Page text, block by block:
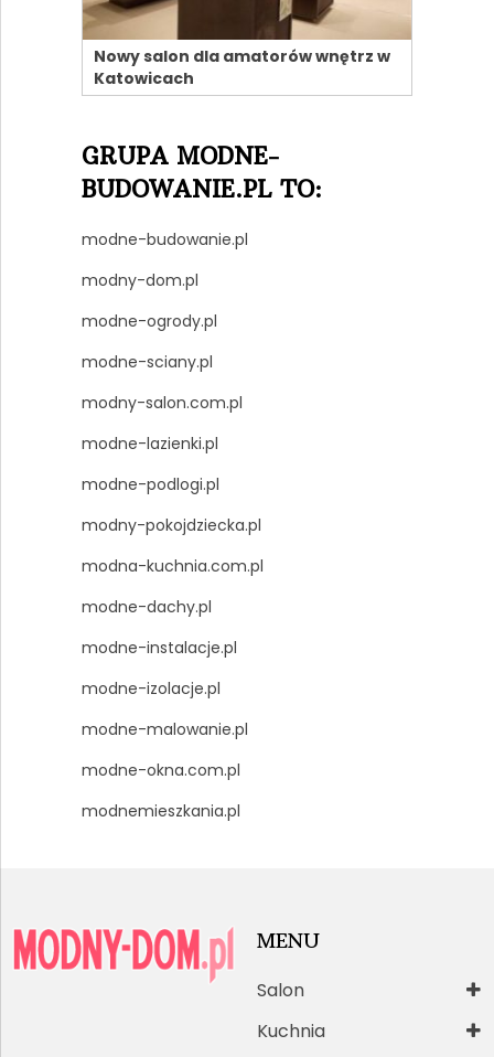
Nowy salon dla amatorów wnętrz w
Katowicach
GRUPA MODNE-
BUDOWANIE.PL TO:
modne-budowanie.pl
modny-dom.pl
modne-ogrody.pl
modne-sciany.pl
modny-salon.com.pl
modne-lazienki.pl
modne-podlogi.pl
modny-pokojdziecka.pl
modna-kuchnia.com.pl
modne-dachy.pl
modne-instalacje.pl
modne-izolacje.pl
modne-malowanie.pl
modne-okna.com.pl
modnemieszkania.pl
MENU
Salon
Kuchnia